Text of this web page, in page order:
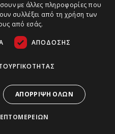
με άλλες πληροφορίες που
συλλέξει από τη χρήση των
από εσάς.
ΑΠΌΔΟΣΗΣ
ΑΠΌΡΡΙΨΗ ΌΛΩΝ